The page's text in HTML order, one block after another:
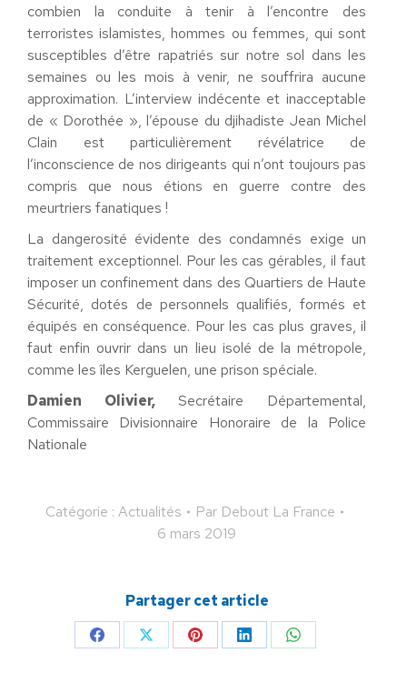
combien la conduite à tenir à l’encontre des
terroristes islamistes, hommes ou femmes, qui sont
susceptibles d’être rapatriés sur notre sol dans les
semaines ou les mois à venir, ne souffrira aucune
approximation. L’interview indécente et inacceptable
de « Dorothée », l’épouse du djihadiste Jean Michel
Clain est particulièrement révélatrice de
l’inconscience de nos dirigeants qui n’ont toujours pas
compris que nous étions en guerre contre des
meurtriers fanatiques !
La dangerosité évidente des condamnés exige un
traitement exceptionnel. Pour les cas gérables, il faut
imposer un confinement dans des Quartiers de Haute
Sécurité, dotés de personnels qualifiés, formés et
équipés en conséquence. Pour les cas plus graves, il
faut enfin ouvrir dans un lieu isolé de la métropole,
comme les îles Kerguelen, une prison spéciale.
Damien Olivier, Secrétaire Départemental,
Commissaire Divisionnaire Honoraire de la Police
Nationale
Catégorie : Actualités Par Debout La France
6 mars 2019
Partager cet article
PartagerPartagerPartagerPartagerPartager